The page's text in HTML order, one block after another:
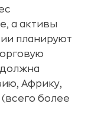
а активы
планируют
должна
Африку,
(всего более